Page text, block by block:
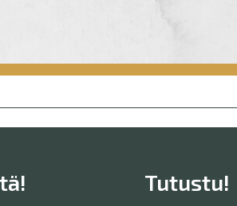
Tutustu!